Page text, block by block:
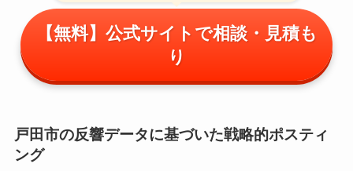
【無料】公式サイトで相談・見積も
り
戸田市の反響データに基づいた戦略的ポスティ
ング